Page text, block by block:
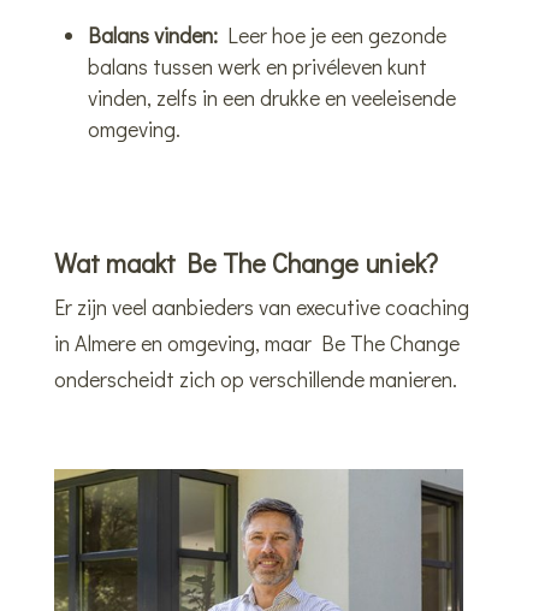
Balans vinden:Leer hoe je een gezonde
balans tussen werk en privéleven kunt
vinden, zelfs in een drukke en veeleisende
omgeving.
Wat maakt Be The Change uniek?
Er zijn veel aanbieders van executive coaching
in Almere en omgeving, maar Be The Change
onderscheidt zich op verschillende manieren.